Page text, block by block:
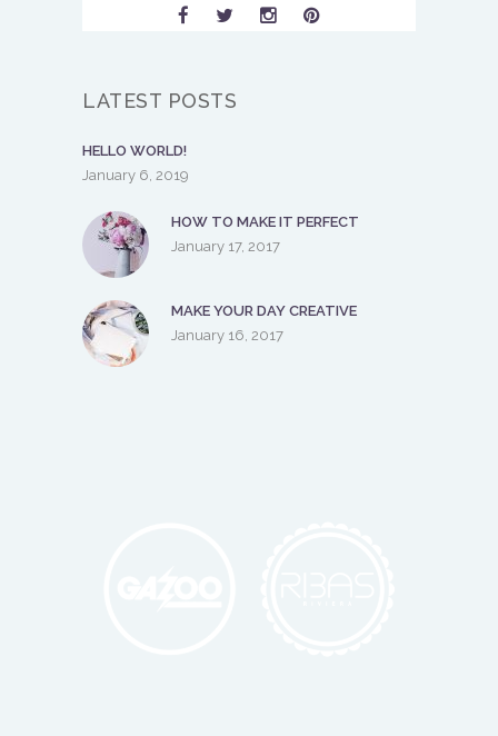
LATEST POSTS
HELLO WORLD!
January 6, 2019
HOW TO MAKE IT PERFECT
January 17, 2017
MAKE YOUR DAY CREATIVE
January 16, 2017